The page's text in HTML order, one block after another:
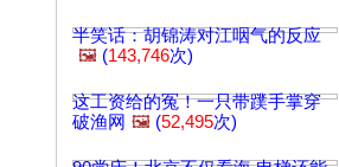
半笑话：胡锦涛对江咽气的反应
🖼️ (143,746次)
这工资给的冤！一只带蹼手掌穿
破渔网 🖼️ (52,495次)